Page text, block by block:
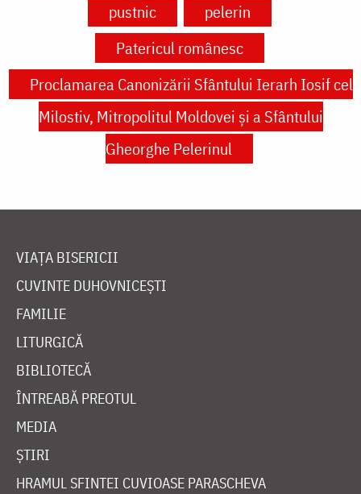
pustnic
pelerin
Patericul românesc
Proclamarea Canonizării Sfântului Ierarh Iosif cel
Milostiv, Mitropolitul Moldovei și a Sfântului
Gheorghe Pelerinul
VIAȚA BISERICII
CUVINTE DUHOVNICEȘTI
FAMILIE
LITURGICĂ
BIBLIOTECĂ
ÎNTREABĂ PREOTUL
MEDIA
ȘTIRI
HRAMUL SFINTEI CUVIOASE PARASCHEVA